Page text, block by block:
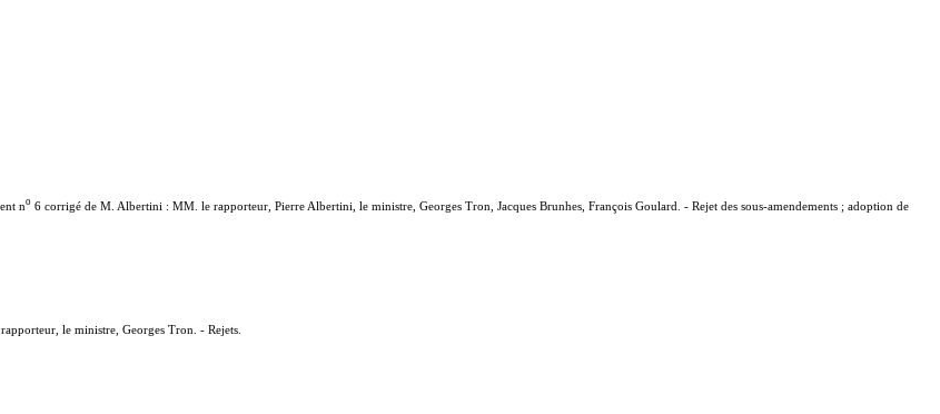
no 6 corrigé de M. Albertini : MM. le rapporteur, Pierre Albertini, le ministre, Georges Tron, Jacques Brunhes, François Goulard. - Rejet des sous-amendements ; adoption de
le ministre, Georges Tron. - Rejets.